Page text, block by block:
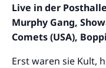
Live in der
Murphy Gang,
Comets (USA),
Erst waren sie Kult,